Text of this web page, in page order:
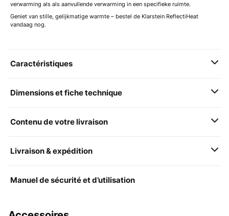
verwarming als als aanvullende verwarming in een specifieke ruimte.
Geniet van stille, gelijkmatige warmte – bestel de Klarstein ReflectiHeat
vandaag nog.
Caractéristiques
Dimensions et fiche technique
Contenu de votre livraison
Livraison & expédition
Manuel de sécurité et d’utilisation